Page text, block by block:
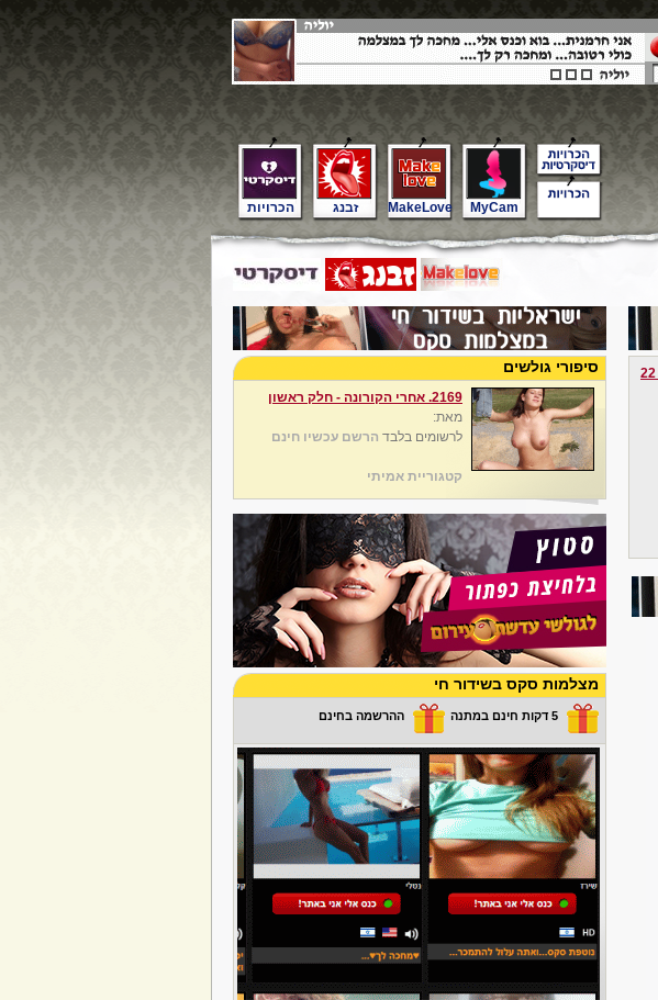
הכרויות זבנג MakeLove MyCam
סיפורי גולשים
2169. אחרי הקורונה - חלק ראשון
מאת:
לרשומים בלבד הרשם עכשיו חינם
קטגוריית אמיתי
מצלמות סקס בשידור חי
5 דקות חינם במתנה ההרשמה בחינם